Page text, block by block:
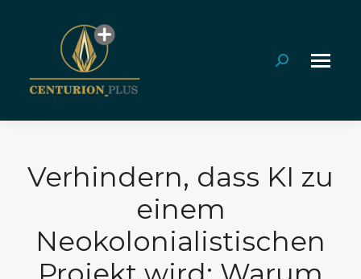
Search:
Verhindern, dass KI zu
einem
Neokolonialistischen